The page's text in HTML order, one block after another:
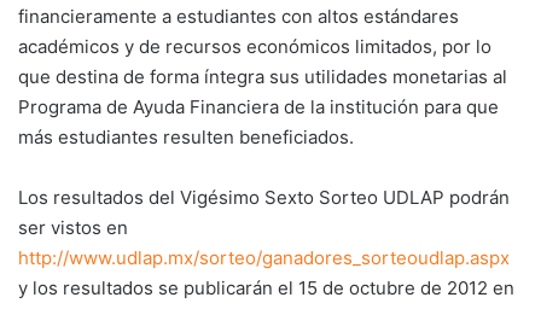
financieramente a estudiantes con altos estándares
académicos y de recursos económicos limitados, por lo
que destina de forma íntegra sus utilidades monetarias al
Programa de Ayuda Financiera de la institución para que
más estudiantes resulten beneficiados.
Los resultados del Vigésimo Sexto Sorteo UDLAP podrán
ser vistos en
http://www.udlap.mx/sorteo/ganadores_sorteoudlap.aspx
y los resultados se publicarán el 15 de octubre de 2012 en